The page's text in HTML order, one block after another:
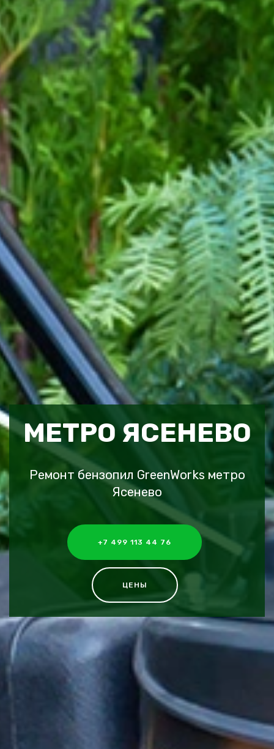
МЕТРО ЯСЕНЕВО
Ремонт бензопил GreenWorks метро
Ясенево
+7 499 113 44 76
ЦЕНЫ